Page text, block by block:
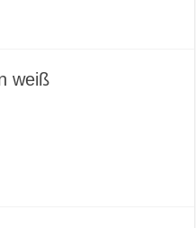
weiß